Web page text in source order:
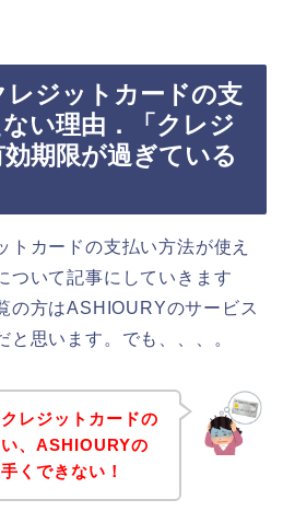
レジットカードの支
い理由．「クレジ
期限が過ぎている
トカードの支払い方法が使え
ついて記事にしていきます
の方はASHIOURYのサービス
と思います。でも、、、。
レジットカードの
、ASHIOURYの
くできない！